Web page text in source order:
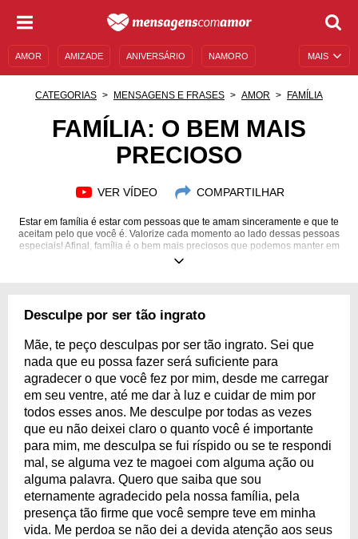
MAIS
AMOR AMIZADE ANIVERSÁRIO NAMORO
UNIVERSO FEMININO
MENSAGENS DE ANIVERSÁRIO
CATEGORIAS MENSAGENS E FRASES AMOR FAMÍLIA
FAMÍLIA: O BEM MAIS
PRECIOSO
VER VÍDEO COMPARTILHAR
Estar em família é estar com pessoas que te amam sinceramente e que te
aceitam pelo que você é. Valorize cada momento ao lado dessas pessoas
especiais! Afinal, família é o bem mais preciosos que podemos manter em
nossas vidas!
Desculpe por ser tão ingrato
Mãe, te peço desculpas por ser tão ingrato. Sei que
nada que eu possa fazer será suficiente para
agradecer o que você fez por mim, desde me carregar
em seu ventre, até me dar à luz e cuidar de mim por
todos esses anos. Me desculpe por todas as vezes
que eu não deixei claro o quanto você é importante
para mim, me desculpa se fui ríspido ou se te respondi
mal, se alguma vez te magoei com alguma ação ou
alguma palavra. Quero que saiba que sou
eternamente agradecido pela nossa família, pela
presença tão firme que você sempre teve em minha
vida. Me perdoa se não dei a devida atenção aos seus